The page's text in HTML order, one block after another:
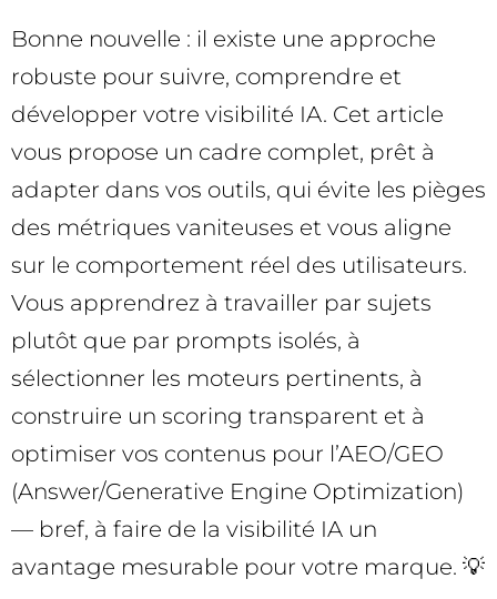
Bonne nouvelle : il existe une approche
robuste pour suivre, comprendre et
développer votre visibilité IA. Cet article
vous propose un cadre complet, prêt à
adapter dans vos outils, qui évite les pièges
des métriques vaniteuses et vous aligne
sur le comportement réel des utilisateurs.
Vous apprendrez à travailler par sujets
plutôt que par prompts isolés, à
sélectionner les moteurs pertinents, à
construire un scoring transparent et à
optimiser vos contenus pour l’AEO/GEO
(Answer/Generative Engine Optimization)
— bref, à faire de la visibilité IA un
avantage mesurable pour votre marque. 💡